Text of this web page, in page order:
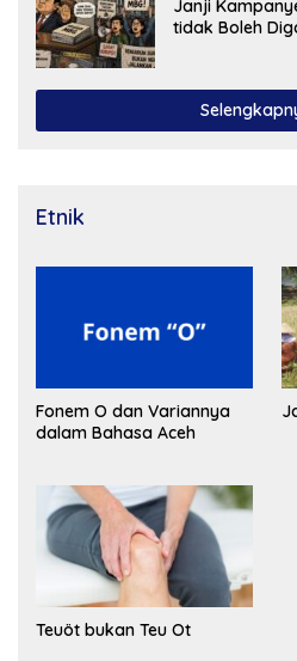
Janji
tidak Boleh
Etnik
Fonem O dan Variannya
dalam Bahasa Aceh
Teuöt bukan Teu Ot